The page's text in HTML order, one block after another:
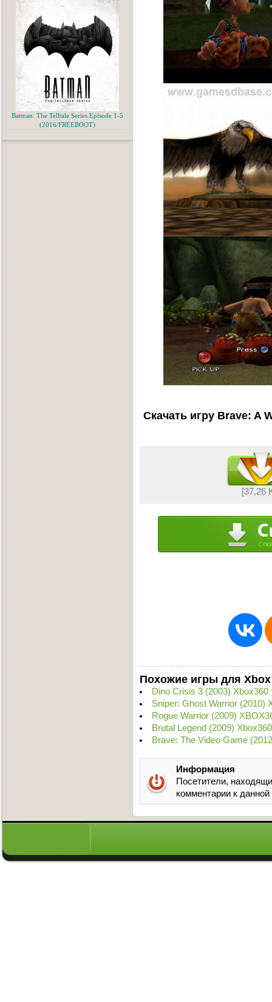
Скачать игру Brave: A
[37,26
Похожие игры для Xbox
Dino Crisis 3 (2003) Xbox360
Sniper: Ghost Warrior (2010)
Rogue Warrior (2009)
Brutal Legend (2009)
Brave: The Video Game
Информация
Посетители,
комментарии к
Batman: The Telltale Series Episode 1-5
(2016/FREEBOOT)